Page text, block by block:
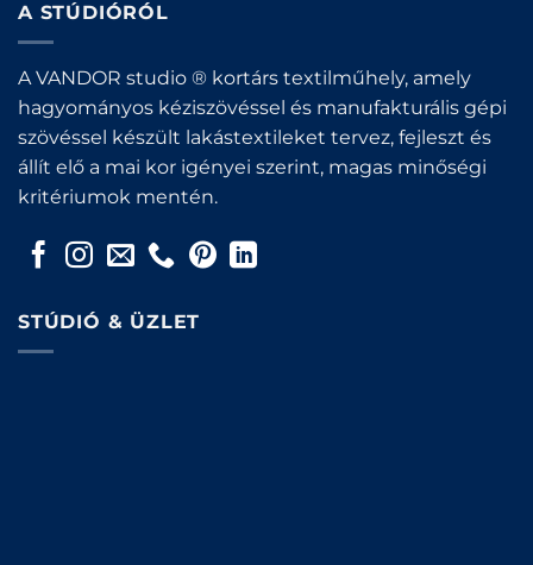
A STÚDIÓRÓL
A VANDOR studio ® kortárs textilműhely, amely
hagyományos kéziszövéssel és manufakturális gépi
szövéssel készült lakástextileket tervez, fejleszt és
állít elő a mai kor igényei szerint, magas minőségi
kritériumok mentén.
STÚDIÓ & ÜZLET